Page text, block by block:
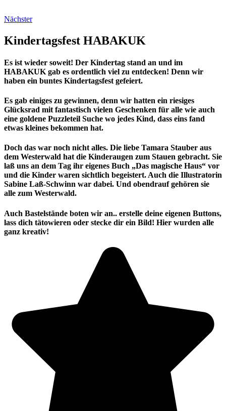
Nächster
Kindertagsfest HABAKUK
Es ist wieder soweit! Der Kindertag stand an und im
HABAKUK gab es ordentlich viel zu entdecken! Denn wir
haben ein buntes Kindertagsfest gefeiert.
Es gab einiges zu gewinnen, denn wir hatten ein riesiges
Glücksrad mit fantastisch vielen Geschenken für alle wie auch
eine goldene Puzzleteil Suche wo jedes Kind, dass eins fand
etwas kleines bekommen hat.
Doch das war noch nicht alles. Die liebe Tamara Stauber aus
dem Westerwald hat die Kinderaugen zum Stauen gebracht. Sie
laß uns an dem Tag ihr eigenes Buch „Das magische Haus“ vor
und die Kinder waren sichtlich begeistert. Auch die Illustratorin
Sabine Laß-Schwinn war dabei. Und obendrauf gehören sie
alle zum Westerwald.
Auch Bastelstände boten wir an.. erstelle deine eigenen Buttons,
lass dich tätowieren oder stecke dir ein Bild! Hier wurden alle
ganz kreativ!